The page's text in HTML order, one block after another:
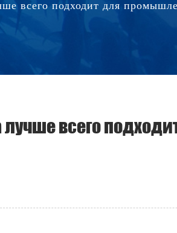
всего подходит для
всего